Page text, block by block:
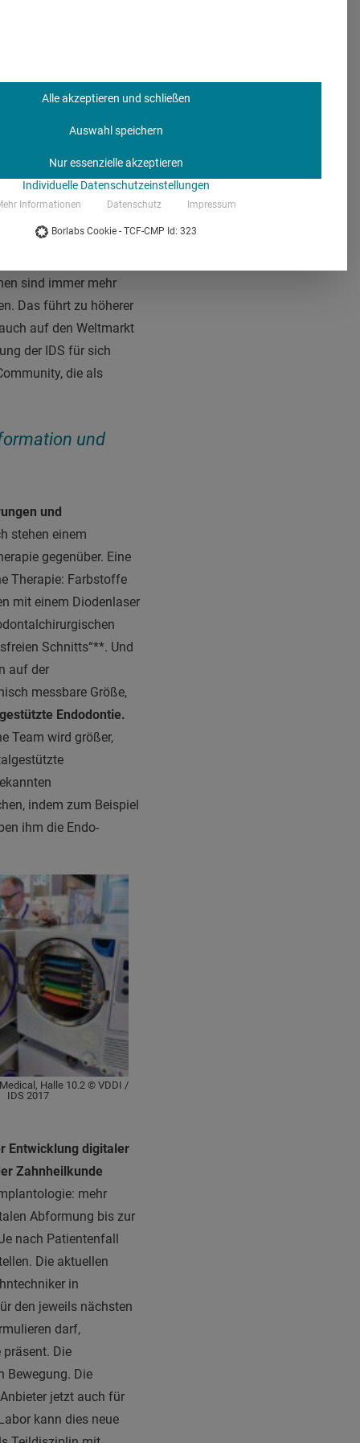
Group, Halle 10.2 © VDDI /
Gründe für das
der
misst der
Gesundheitssysteme
Zugänge zur
sind immer mehr
Das führt zu höherer
auf den Weltmarkt
der IDS für sich
die als
und
und
stehen einem
gegenüber. Eine
Therapie: Farbstoffe
mit einem Diodenlaser
Schnitts“**. Und
auf der
messbare Größe,
Endodontie.
Team wird größer,
indem zum Beispiel
ihm die Endo-
Halle 10.2 © VDDI /
IDS 2017
Entwicklung digitaler
Zahnheilkunde
mehr
Abformung bis zur
nach Patientenfall
Die aktuellen
in
den jeweils nächsten
darf,
Die
Bewegung. Die
jetzt auch für
kann dies neue
Alle akzeptieren und schließen
Auswahl speichern
Nur essenzielle akzeptieren
Individuelle Datenschutzeinstellungen
Informationen Datenschutz Impressum
Borlabs Cookie - TCF-CMP Id: 323